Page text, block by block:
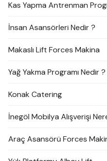
Kas Yapma Antrenman
İnsan Asansörleri Nedir ?
Makaslı Lift Forces Makina
Yağ Yakma Programı Nedir ?
Konak Catering
İnegöl Mobilya Alışverişi
Araç Asansörü Forces